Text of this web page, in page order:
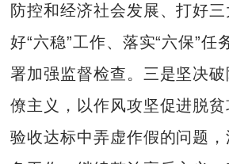
防控和经济社会发展、打好
好“六稳”工作、落实“六保”任
署加强监督检查。三是坚决
僚主义，以作风攻坚促进脱
验收达标中弄虚作假的问题